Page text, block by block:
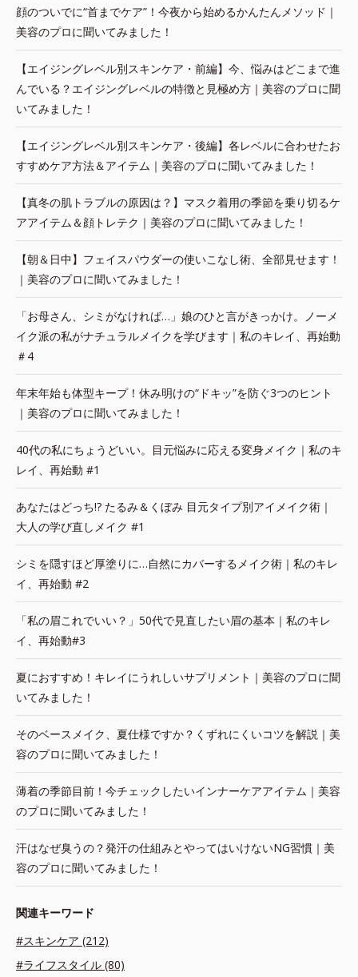
顔のついでに“首までケア”！今夜から始めるかんたんメソッド｜
美容のプロに聞いてみました！
【エイジングレベル別スキンケア・前編】今、悩みはどこまで進
んでいる？エイジングレベルの特徴と見極め方｜美容のプロに聞
いてみました！
【エイジングレベル別スキンケア・後編】各レベルに合わせたお
すすめケア方法＆アイテム｜美容のプロに聞いてみました！
【真冬の肌トラブルの原因は？】マスク着用の季節を乗り切るケ
アアイテム＆顔トレテク｜美容のプロに聞いてみました！
【朝＆日中】フェイスパウダーの使いこなし術、全部見せます！
｜美容のプロに聞いてみました！
「お母さん、シミがなければ…」娘のひと言がきっかけ。ノーメ
イク派の私がナチュラルメイクを学びます｜私のキレイ、再始動
＃4
年末年始も体型キープ！休み明けの“ドキッ”を防ぐ3つのヒント
｜美容のプロに聞いてみました！
40代の私にちょうどいい。目元悩みに応える変身メイク｜私のキ
レイ、再始動 #1
あなたはどっち!? たるみ＆くぼみ 目元タイプ別アイメイク術｜
大人の学び直しメイク #1
シミを隠すほど厚塗りに…自然にカバーするメイク術｜私のキレ
イ、再始動 #2
「私の眉これでいい？」50代で見直したい眉の基本｜私のキレ
イ、再始動#3
夏におすすめ！キレイにうれしいサプリメント｜美容のプロに聞
いてみました！
そのベースメイク、夏仕様ですか？くずれにくいコツを解説｜美
容のプロに聞いてみました！
薄着の季節目前！今チェックしたいインナーケアアイテム｜美容
のプロに聞いてみました！
汗はなぜ臭うの？発汗の仕組みとやってはいけないNG習慣｜美
容のプロに聞いてみました！
関連キーワード
#スキンケア (212)
#ライフスタイル (80)